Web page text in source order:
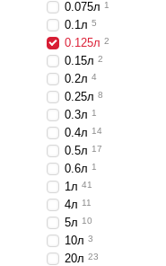
0.075л 1
0.1л 5
0.125л 2
0.15л 2
0.2л 4
0.25л 8
0.3л 1
0.4л 14
0.5л 17
0.6л 1
1л 41
4л 11
5л 10
10л 3
20л 23